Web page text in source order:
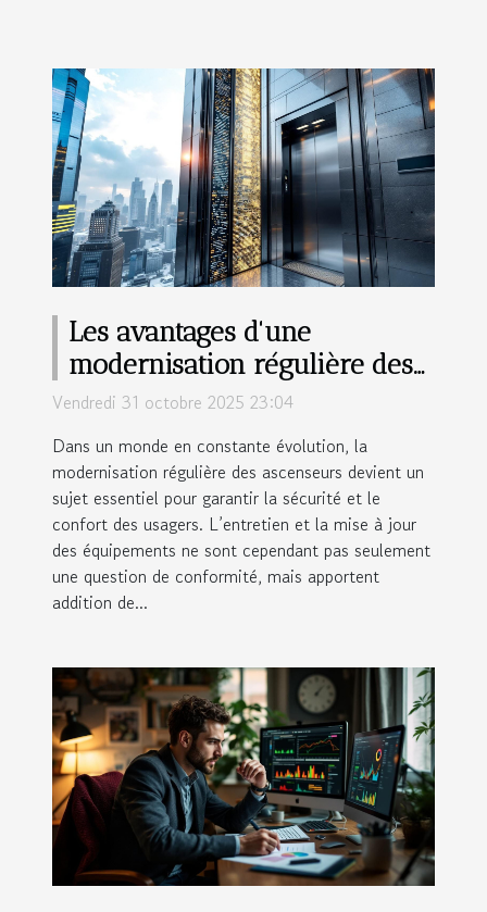
Les avantages d'une
modernisation régulière des
ascenseurs
Vendredi 31 octobre 2025 23:04
Dans un monde en constante évolution, la
modernisation régulière des ascenseurs devient un
sujet essentiel pour garantir la sécurité et le
confort des usagers. L’entretien et la mise à jour
des équipements ne sont cependant pas seulement
une question de conformité, mais apportent
addition de...